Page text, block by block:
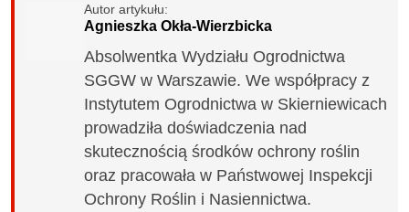
Autor artykułu:
Agnieszka Okła-Wierzbicka
Absolwentka Wydziału Ogrodnictwa
SGGW w Warszawie. We współpracy z
Instytutem Ogrodnictwa w Skierniewicach
prowadziła doświadczenia nad
skutecznością środków ochrony roślin
oraz pracowała w Państwowej Inspekcji
Ochrony Roślin i Nasiennictwa.